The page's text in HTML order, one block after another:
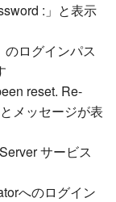
:」と表示
ログインパス
reset. Re-
メッセージが表
サービス
へのログイン